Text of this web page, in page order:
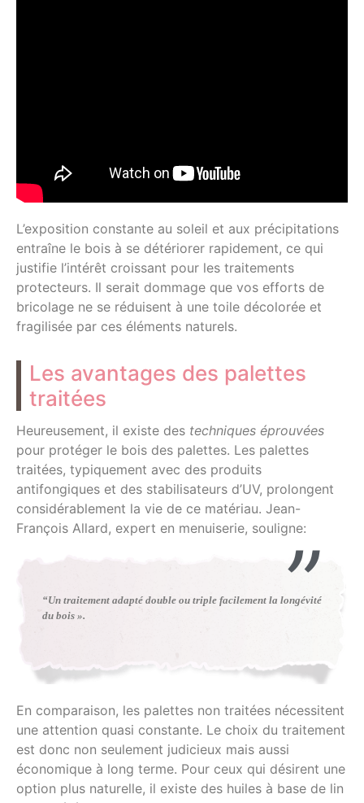
L’exposition constante au soleil et aux précipitations
entraîne le bois à se détériorer rapidement, ce qui
justifie l’intérêt croissant pour les traitements
protecteurs. Il serait dommage que vos efforts de
bricolage ne se réduisent à une toile décolorée et
fragilisée par ces éléments naturels.
Les avantages des palettes
traitées
Heureusement, il existe des techniques éprouvées
pour protéger le bois des palettes. Les palettes
traitées, typiquement avec des produits
antifongiques et des stabilisateurs d’UV, prolongent
considérablement la vie de ce matériau. Jean-
François Allard, expert en menuiserie, souligne:
“Un traitement adapté double ou triple facilement la longévité
du bois ».
En comparaison, les palettes non traitées nécessitent
une attention quasi constante. Le choix du traitement
est donc non seulement judicieux mais aussi
économique à long terme. Pour ceux qui désirent une
option plus naturelle, il existe des huiles à base de lin